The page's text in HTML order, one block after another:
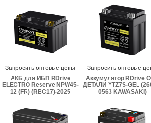
Запросить оптовые цены Запросить оптовые
АКБ для ИБП RDrive
ELECTRO Reserve NPW45-
12 (FR) (RBC17)-2025
Аккумулятор RDrive
ДЕТАЛИ YTZ7S-GEL
0563 KAWASAKI)